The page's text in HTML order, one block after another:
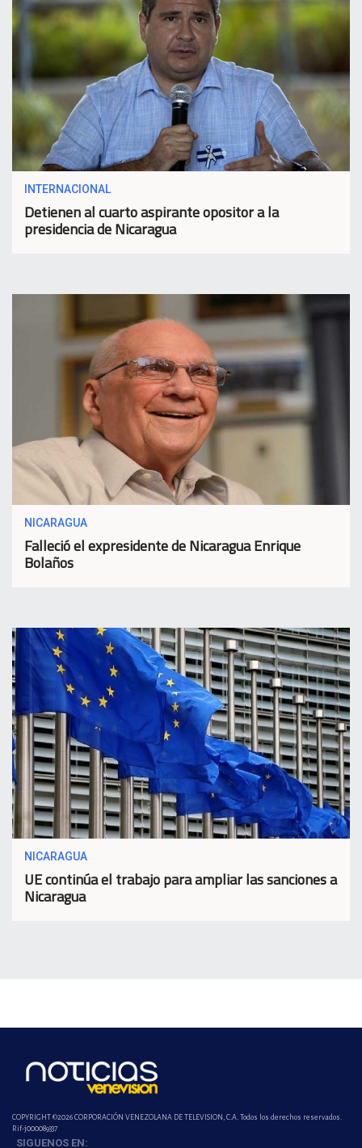
INTERNACIONAL
Detienen al cuarto aspirante opositor a la
presidencia de Nicaragua
NICARAGUA
Falleció el expresidente de Nicaragua Enrique
Bolaños
NICARAGUA
UE continúa el trabajo para ampliar las sanciones a
Nicaragua
COPYRIGHT ©2026 CORPORACIÓN VENEZOLANA DE TELEVISION, C.A. Todos los derechos reservados.
Rif-j000089337
SIGUENOS EN: